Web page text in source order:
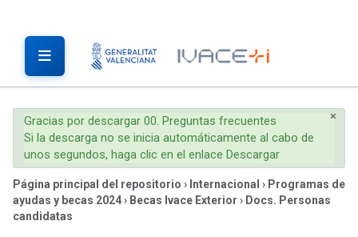
×
Gracias por descargar 00. Preguntas frecuentes
Si la descarga no se inicia automáticamente al cabo de
unos segundos, haga clic en el enlace Descargar
Página principal del repositorio › Internacional › Programas de
ayudas y becas 2024› Becas Ivace Exterior › Docs. Personas
candidatas